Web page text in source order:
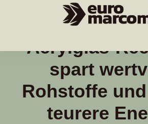
Acrylglas-
spart
Rohstoffe
teurere